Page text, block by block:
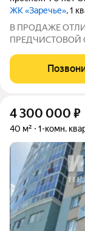
ЖК «Заречье», 1
В ПРОДАЖЕ
Срок сдачи: I
№46, школа №36,
4 300 000 ₽
40 м² 1-комн.